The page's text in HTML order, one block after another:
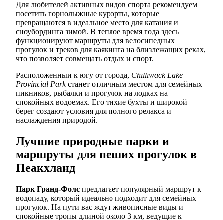
Для любителей активных видов спорта рекомендуем
посетить горнолыжные курорты, которые
превращаются в идеальное место для катания и
сноубординга зимой. В теплое время года здесь
функционируют маршруты для велосипедных
прогулок и треков для каякинга на близлежащих реках,
что позволяет совмещать отдых и спорт.
Расположенный к югу от города, Chilliwack Lake
Provincial Parkстанет отличным местом для семейных
пикников, рыбалки и прогулок на лодках на
спокойных водоемах. Его тихие бухты и широкой
берег создают условия для полного релакса и
наслаждения природой.
Лучшие природные парки и
маршруты для пеших прогулок в
Пеакхланд
Парк Гранд-Фолс предлагает популярный маршрут к
водопаду, который идеально подходит для семейных
прогулок. На пути вас ждут живописные виды и
спокойные тропы длиной около 3 км, ведущие к